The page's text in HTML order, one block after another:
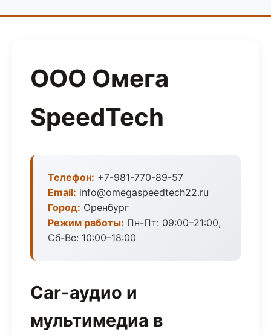
ООО Омега
SpeedTech
Телефон: +7-981-770-89-57
Email: info@omegaspeedtech22.ru
Город: Оренбург
Режим работы: Пн-Пт: 09:00–21:00,
Сб-Вс: 10:00–18:00
Car-аудио и
мультимедиа в